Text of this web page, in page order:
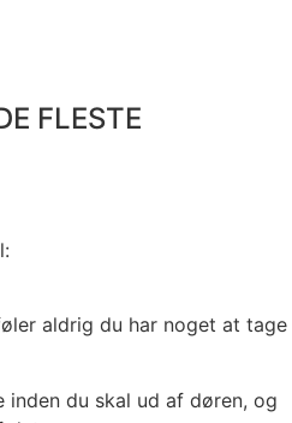
FLESTE
aldrig du har noget at tage
inden du skal ud af døren, og